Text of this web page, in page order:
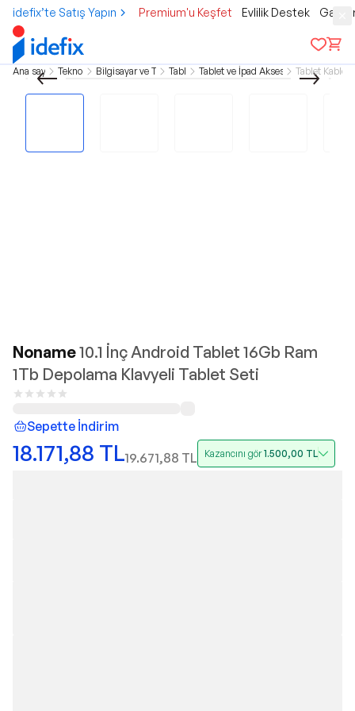
idefix’te Satış Yapın Premium'u Keşfet Evlilik Destek
Ana sayfa Teknoloji Bilgisayar ve TabletTablet Tablet ve İpad Aksesuarları
Tablet
Noname10.1 İnç Android Tablet 16Gb Ram
1Tb Depolama Klavyeli Tablet Seti
Sepette İndirim
18.171,88 TL19.671,88 TL Kazancını gör1.500,00 TL